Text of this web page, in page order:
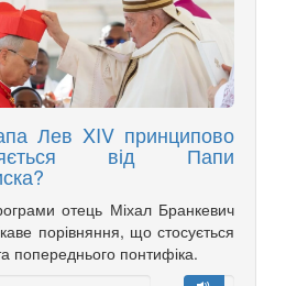
Лев XIV принципово
від Папи
отець Міхал Бранкевич
порівняння, що стосується
попереднього понтифіка.